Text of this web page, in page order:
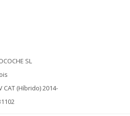
SL
CAT (Híbrido) 2014-